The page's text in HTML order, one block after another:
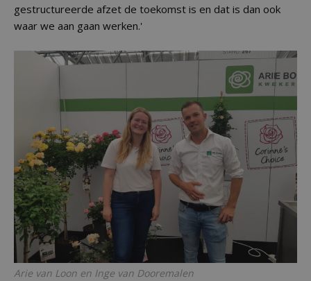
gestructureerde afzet de toekomst is en dat is dan ook
waar we aan gaan werken.'
Arie van Loon en Inge van Dooremalen